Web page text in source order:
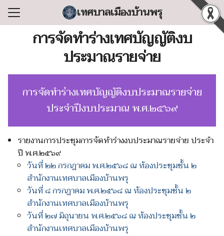
Skip
เทศบาลเมืองบ้านพรุ
ารสนเทศ
ทศบาล
Searchการจัดทำร่างเทศบัญญัติงบ
ประมาณรายจ่าย
การจัดทำร่างเทศบัญญัติงบประมาณรายจ่าย
ประจำปีงบประมาณ พ.ศ.๒๕๖๙
รายงานการประชุมการจัดทำร่างงบประมาณรายจ่าย ประจำ
ปี พ.ศ.๒๕๖๙
วันที่ ๒๒ กรกฎาคม พ.ศ.๒๕๖๘ ณ ห้องประชุมชั้น ๒
สำนักงานเทศบาลเมืองบ้านพรุ
วันที่ ๘ กรกฎาคม พ.ศ.๒๕๖๘ ณ ห้องประชุมชั้น ๒
สำนักงานเทศบาลเมืองบ้านพรุ
วันที่ ๒๗ มิถุนายน พ.ศ.๒๕๖๘ ณ ห้องประชุมชั้น ๒
สำนักงานเทศบาลเมืองบ้านพรุ